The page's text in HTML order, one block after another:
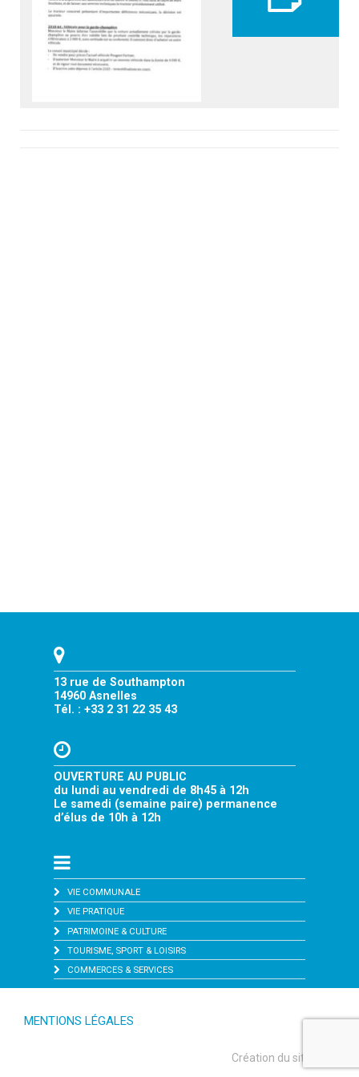
13 rue de Southampton
14960 Asnelles
Tél. : +33 2 31 22 35 43
OUVERTURE AU PUBLIC
du lundi au vendredi de 8h45 à 12h
Le samedi (semaine paire) permanence
d’élus de 10h à 12h
VIE COMMUNALE
VIE PRATIQUE
PATRIMOINE & CULTURE
TOURISME, SPORT & LOISIRS
COMMERCES & SERVICES
MENTIONS LÉGALES
Création du site :